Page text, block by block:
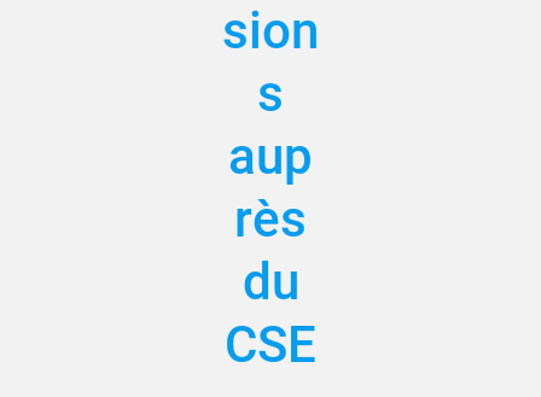
sion
s
aup
rès
du
CSE